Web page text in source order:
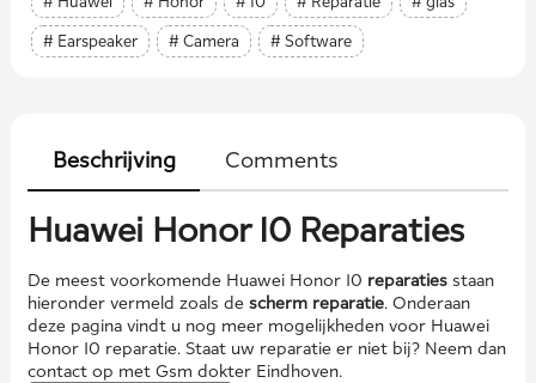
# Earspeaker # Camera # Software
Beschrijving Comments
Huawei Honor 10 Reparaties
De meest voorkomende Huawei Honor 10 reparatiesstaan
hieronder vermeld zoals de scherm reparatie. Onderaan
deze pagina vindt u nog meer mogelijkheden voor Huawei
Honor 10 reparatie. Staat uw reparatie er niet bij? Neem dan
contact op met Gsm dokter Eindhoven.